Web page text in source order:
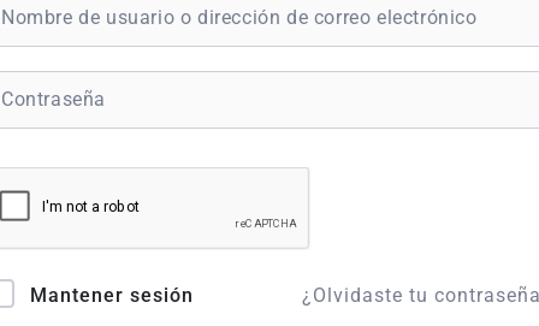
Mantener sesión ¿Olvidaste tu